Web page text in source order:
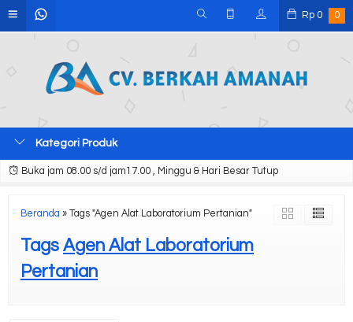
Rp 0 0
Kategori Produk
Buka jam 08.00 s/d jam17.00 , Minggu & Hari Besar Tutup
Beranda » Tags "Agen Alat Laboratorium Pertanian"
Tags Agen Alat Laboratorium
Pertanian